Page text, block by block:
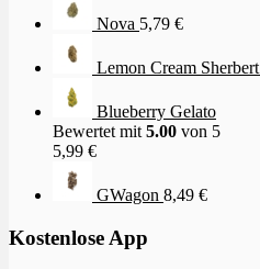
Nova 5,79 €
Lemon Cream Sherbert
Blueberry Gelato
Bewertet mit 5.00 von 5
5,99 €
GWagon 8,49 €
Kostenlose App